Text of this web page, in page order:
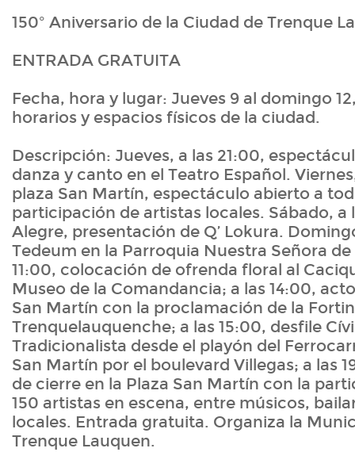
150º Aniversario de la Ciudad de Trenque
ENTRADA GRATUITA
Fecha, hora y lugar: Jueves 9 al domingo
horarios y espacios físicos de la ciudad.
Descripción: Jueves, a las 21:00,
danza y canto en el Teatro Español.
plaza San Martín, espectáculo abierto a
participación de artistas locales. Sábado, a
Alegre, presentación de Q’ Lokura.
Tedeum en la Parroquia Nuestra Señora de
11:00, colocación de ofrenda floral al
Museo de la Comandancia; a las 14:00,
San Martín con la proclamación de la
Trenquelauquenche; a las 15:00, desfile
Tradicionalista desde el playón del
San Martín por el boulevard Villegas; a las
de cierre en la Plaza San Martín con la
150 artistas en escena, entre músicos,
locales. Entrada gratuita. Organiza la
Trenque Lauquen.